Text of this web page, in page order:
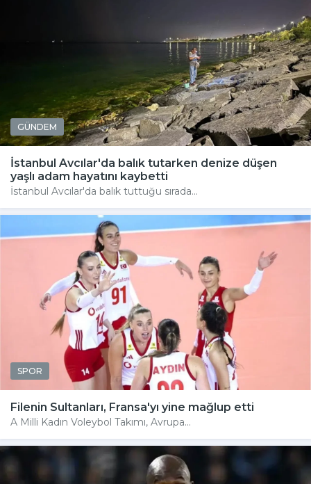
GÜNDEM
İstanbul Avcılar'da balık tutarken denize düşen
yaşlı adam hayatını kaybetti
İstanbul Avcılar'da balık tuttuğu sırada...
SPOR
Filenin Sultanları, Fransa'yı yine mağlup etti
A Milli Kadın Voleybol Takımı, Avrupa...